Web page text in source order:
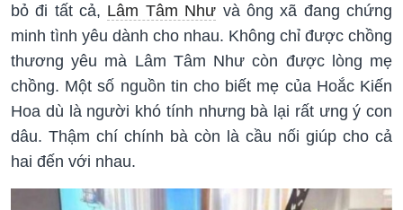
bỏ đi tất cả, Lâm Tâm Như và ông xã đang chứng
minh tình yêu dành cho nhau. Không chỉ được chồng
thương yêu mà Lâm Tâm Như còn được lòng mẹ
chồng. Một số nguồn tin cho biết mẹ của Hoắc Kiến
Hoa dù là người khó tính nhưng bà lại rất ưng ý con
dâu. Thậm chí chính bà còn là cầu nối giúp cho cả
hai đến với nhau.